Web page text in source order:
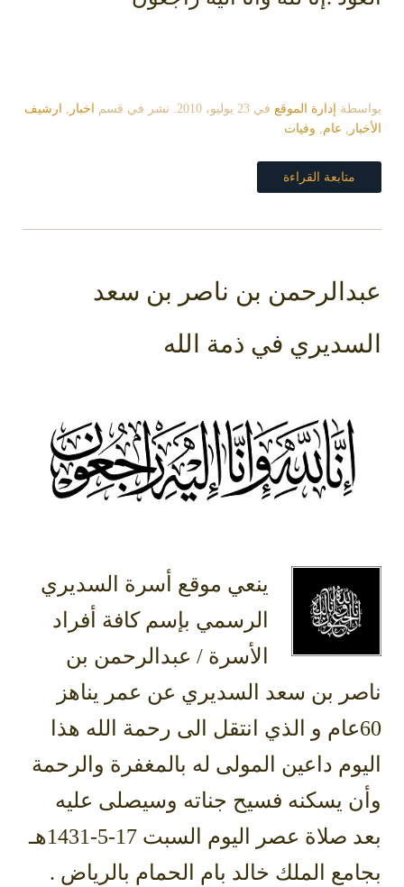
بواسطة إدارة الموقع في 23 يوليو، 2010 . نشر في قسم اخبار
ارشيف
الأخبار
عام وفيات
متابعة القراءة
عبدالرحمن بن ناصر بن سعد
السديري في ذمة الله
ينعي موقع أسرة السديري
الرسمي بإسم كافة أفراد
الأسرة / عبدالرحمن بن
ناصر بن سعد السديري عن عمر يناهز
60عام و الذي انتقل الى رحمة الله هذا
اليوم داعين المولى له بالمغفرة والرحمة
وأن يسكنه فسيح جناته وسيصلى عليه
بعد صلاة عصر اليوم السبت 17-5-1431هـ
بجامع الملك خالد بام الحمام بالرياض .